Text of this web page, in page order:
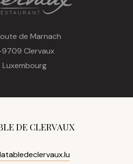
de Marnach
9709 Clervaux
Luxembourg
DE CLERVAUX